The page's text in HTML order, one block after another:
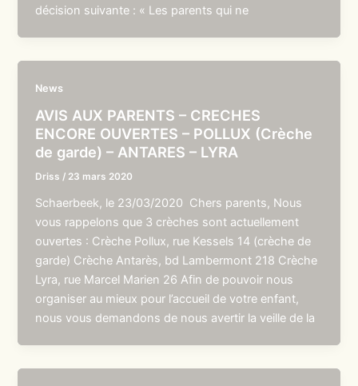
décision suivante : « Les parents qui ne
News
AVIS AUX PARENTS – CRECHES
ENCORE OUVERTES – POLLUX (Crèche
de garde) – ANTARES – LYRA
Driss / 23 mars 2020
Schaerbeek, le 23/03/2020 Chers parents, Nous
vous rappelons que 3 crèches sont actuellement
ouvertes : Crèche Pollux, rue Kessels 14 (crèche de
garde) Crèche Antarès, bd Lambermont 218 Crèche
Lyra, rue Marcel Marien 26 Afin de pouvoir nous
organiser au mieux pour l’accueil de votre enfant,
nous vous demandons de nous avertir la veille de la